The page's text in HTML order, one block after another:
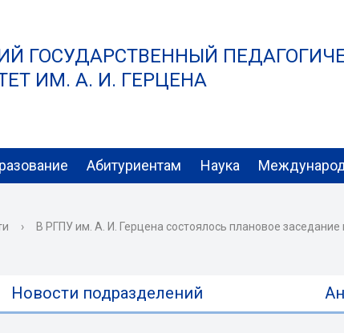
ГОСУДАРСТВЕННЫЙ
ИМ. А. И. ГЕРЦЕНА
Абитуриентам Наука
› В РГПУ им. А. И. Герцена состоялось плановое
Новости подразделений